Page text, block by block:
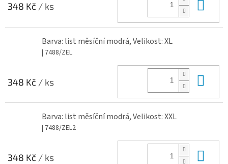
348 Kč / ks
Barva: list měsíční modrá, Velikost: XL
| 7488/ZEL
348 Kč / ks
Barva: list měsíční modrá, Velikost: XXL
| 7488/ZEL2
348 Kč / ks